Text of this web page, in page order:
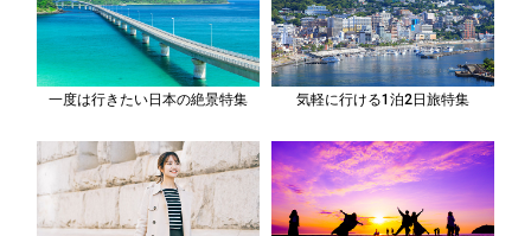
一度は行きたい日本の絶景特集 気軽に行ける1泊2日旅特集